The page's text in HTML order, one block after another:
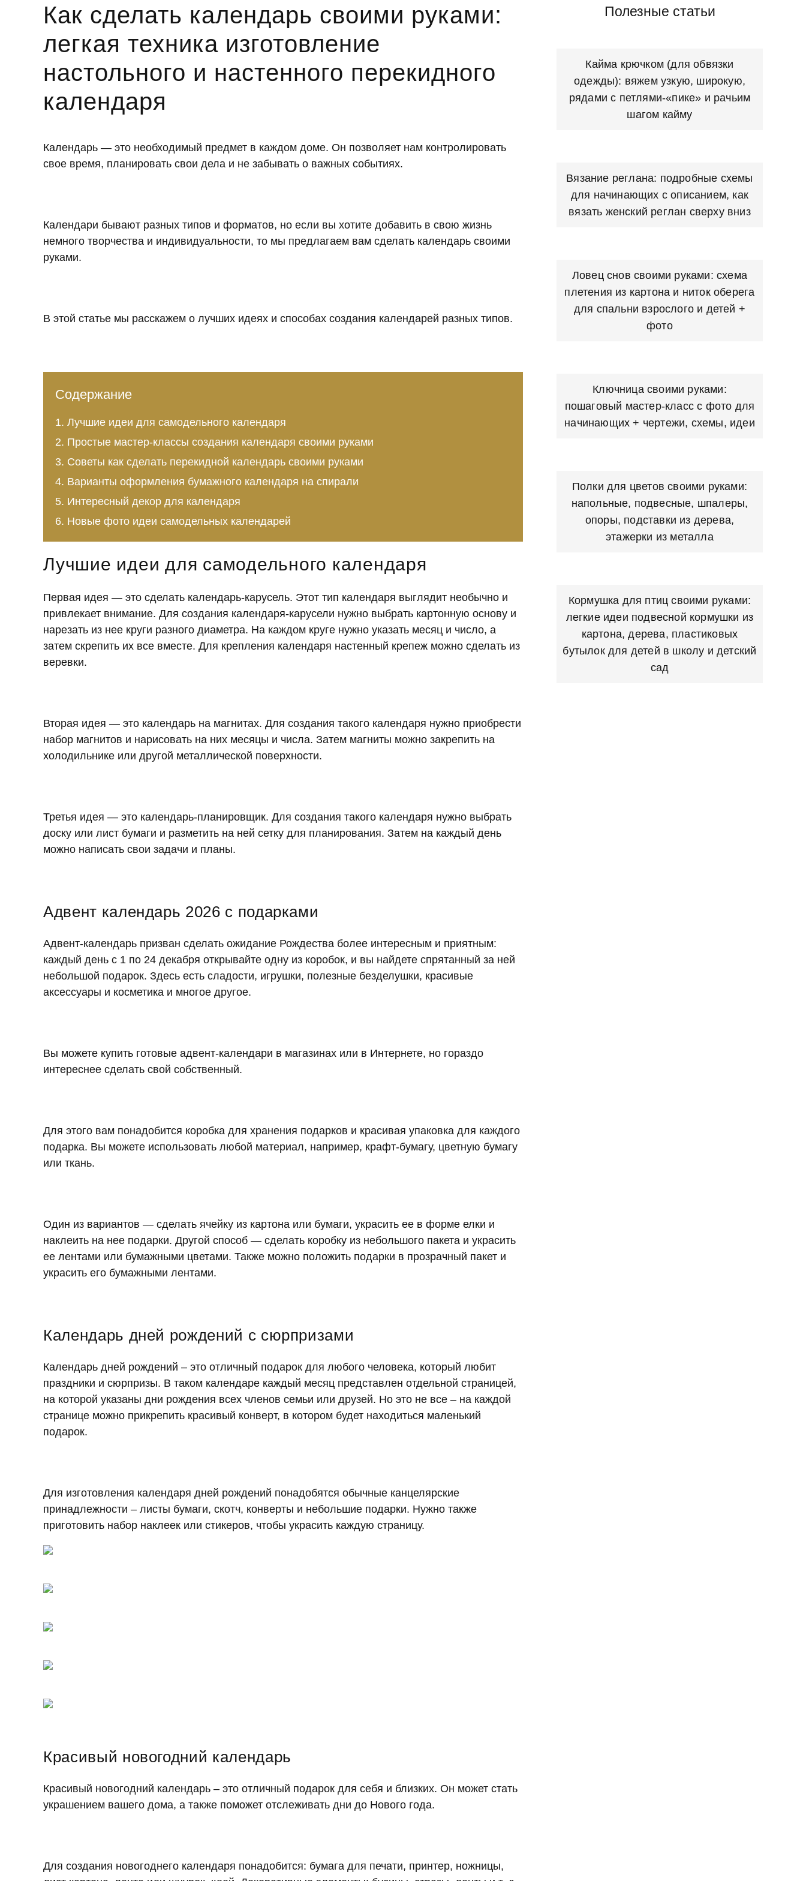
Как сделать календарь своими руками:
легкая техника изготовление
настольного и настенного перекидного
календаря
Календарь — это необходимый предмет в каждом доме. Он позволяет нам контролировать
свое время, планировать свои дела и не забывать о важных событиях.
Календари бывают разных типов и форматов, но если вы хотите добавить в свою жизнь
немного творчества и индивидуальности, то мы предлагаем вам сделать календарь своими
руками.
В этой статье мы расскажем о лучших идеях и способах создания календарей разных типов.
Содержание
Лучшие идеи для самодельного календаря
Простые мастер-классы создания календаря своими руками
Советы как сделать перекидной календарь своими руками
Варианты оформления бумажного календаря на спирали
Интересный декор для календаря
Новые фото идеи самодельных календарей
Лучшие идеи для самодельного календаря
Первая идея — это сделать календарь-карусель. Этот тип календаря выглядит необычно и
привлекает внимание. Для создания календаря-карусели нужно выбрать картонную основу и
нарезать из нее круги разного диаметра. На каждом круге нужно указать месяц и число, а
затем скрепить их все вместе. Для крепления календаря настенный крепеж можно сделать из
веревки.
Вторая идея — это календарь на магнитах. Для создания такого календаря нужно приобрести
набор магнитов и нарисовать на них месяцы и числа. Затем магниты можно закрепить на
холодильнике или другой металлической поверхности.
Третья идея — это календарь-планировщик. Для создания такого календаря нужно выбрать
доску или лист бумаги и разметить на ней сетку для планирования. Затем на каждый день
можно написать свои задачи и планы.
Адвент календарь 2026 с подарками
Адвент-календарь призван сделать ожидание Рождества более интересным и приятным:
каждый день с 1 по 24 декабря открывайте одну из коробок, и вы найдете спрятанный за ней
небольшой подарок. Здесь есть сладости, игрушки, полезные безделушки, красивые
аксессуары и косметика и многое другое.
Вы можете купить готовые адвент-календари в магазинах или в Интернете, но гораздо
интереснее сделать свой собственный.
Для этого вам понадобится коробка для хранения подарков и красивая упаковка для каждого
подарка. Вы можете использовать любой материал, например, крафт-бумагу, цветную бумагу
или ткань.
Один из вариантов — сделать ячейку из картона или бумаги, украсить ее в форме елки и
наклеить на нее подарки. Другой способ — сделать коробку из небольшого пакета и украсить
ее лентами или бумажными цветами. Также можно положить подарки в прозрачный пакет и
украсить его бумажными лентами.
Календарь дней рождений с сюрпризами
Календарь дней рождений – это отличный подарок для любого человека, который любит
праздники и сюрпризы. В таком календаре каждый месяц представлен отдельной страницей,
на которой указаны дни рождения всех членов семьи или друзей. Но это не все – на каждой
странице можно прикрепить красивый конверт, в котором будет находиться маленький
подарок.
Для изготовления календаря дней рождений понадобятся обычные канцелярские
принадлежности – листы бумаги, скотч, конверты и небольшие подарки. Нужно также
приготовить набор наклеек или стикеров, чтобы украсить каждую страницу.
Красивый новогодний календарь
Красивый новогодний календарь – это отличный подарок для себя и близких. Он может стать
украшением вашего дома, а также поможет отслеживать дни до Нового года.
Для создания новогоднего календаря понадобится: бумага для печати, принтер, ножницы,
Полезные статьи
Кайма крючком (для обвязки
одежды): вяжем узкую, широкую,
рядами с петлями-«пике» и рачьим
шагом кайму
Вязание реглана: подробные схемы
для начинающих с описанием, как
вязать женский реглан сверху вниз
Ловец снов своими руками: схема
плетения из картона и ниток оберега
для спальни взрослого и детей +
фото
Ключница своими руками:
пошаговый мастер-класс с фото для
начинающих + чертежи, схемы, идеи
Полки для цветов своими руками:
напольные, подвесные, шпалеры,
опоры, подставки из дерева,
этажерки из металла
Кормушка для птиц своими руками:
легкие идеи подвесной кормушки из
картона, дерева, пластиковых
бутылок для детей в школу и детский
сад